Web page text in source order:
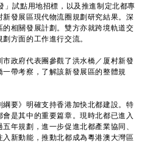
」試點用地招標，以及推進制定北都專
發展區現代物流圈規劃研究結果。深
相關發展計劃。雙方亦就跨境軌道交
方面的工作進行交流。
政府代表團參觀了洪水橋／厦村新發
帶考察，了解該新發展區的整體規
要》明確支持香港加快北都建設。特
是其中的重要篇章。現時北都已進入
年規劃，進一步促進北都產業協同、
新動能，推動北都成為粵港澳大灣區